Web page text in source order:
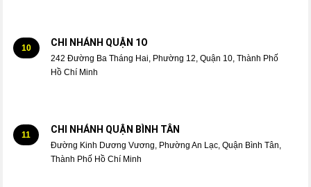
10 CHI NHÁNH QUẬN 1O
242 Đường Ba Tháng Hai, Phường 12, Quận 10, Thành Phố
Hồ Chí Minh
11 CHI NHÁNH QUẬN BÌNH TÂN
Đường Kinh Dương Vương, Phường An Lạc, Quận Bình Tân,
Thành Phố Hồ Chí Minh